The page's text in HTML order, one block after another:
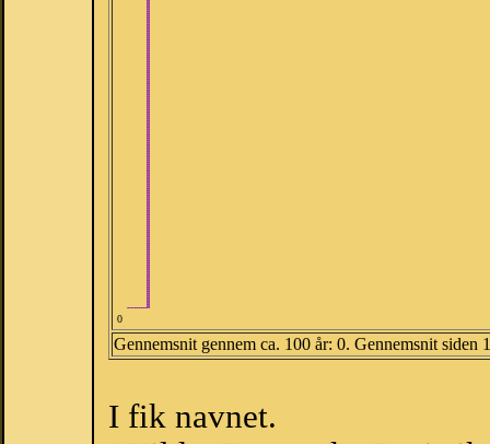
0
Gennemsnit gennem ca. 100 år: 0. Gennemsnit siden
I fik navnet.